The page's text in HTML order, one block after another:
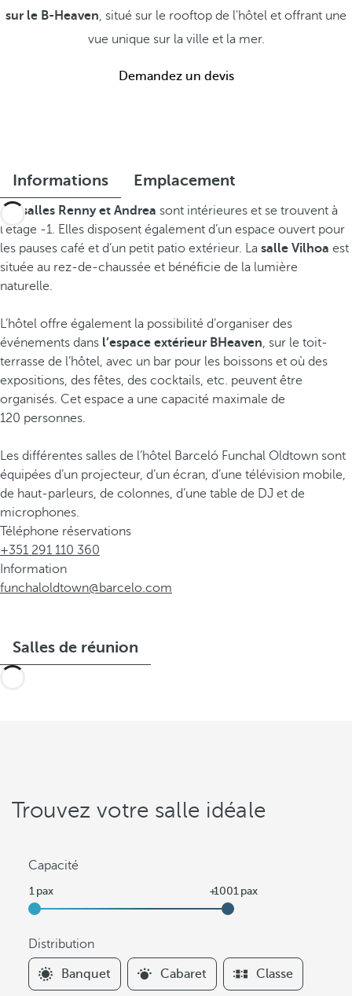
sur le B-Heaven, situé sur le rooftop de l'hôtel et offrant une
vue unique sur la ville et la mer.
Demandez un devis
Informations Emplacement
Les salles Renny et Andrea sont intérieures et se trouvent à
l’étage -1. Elles disposent également d’un espace ouvert pour
les pauses café et d’un petit patio extérieur. La salle Vilhoa est
située au rez-de-chaussée et bénéficie de la lumière
naturelle.
L’hôtel offre également la possibilité d’organiser des
événements dans l’espace extérieur BHeaven, sur le toit-
terrasse de l’hôtel, avec un bar pour les boissons et où des
expositions, des fêtes, des cocktails, etc. peuvent être
organisés. Cet espace a une capacité maximale de
120 personnes.
Les différentes salles de l’hôtel Barceló Funchal Oldtown sont
équipées d’un projecteur, d’un écran, d’une télévision mobile,
de haut-parleurs, de colonnes, d’une table de DJ et de
microphones.
Téléphone réservations
+351 291 110 360
Information
funchaloldtown@barcelo.com
Salles de réunion
Trouvez votre salle idéale
Capacité
Distribution
F
i
Banquet Cabaret Classe